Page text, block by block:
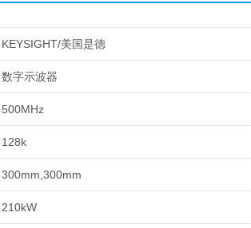
KEYSIGHT/美国是德
数字示波器
500MHz
128k
300mm,300mm
210kW